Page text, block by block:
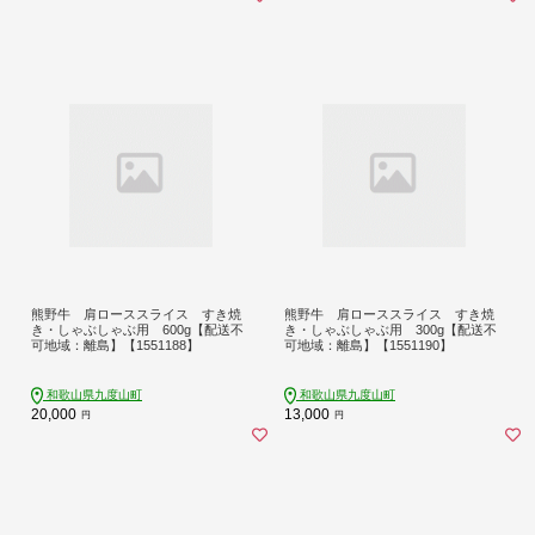
熊野牛 肩ローススライス すき焼
き・しゃぶしゃぶ用 600g【配送不
可地域：離島】【1551188】
和歌山県九度山町
20,000 円
熊野牛 肩ローススライス すき焼
き・しゃぶしゃぶ用 300g【配送不
可地域：離島】【1551190】
和歌山県九度山町
13,000 円